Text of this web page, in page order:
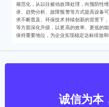
规范化，从以往被动故障处理，向预防性
录、趋势分析、故障预警等方式提高设备
求不断普及、环保技术持续创新的背景下
等方面深化升级，以更高的效率、更低的
保持重要地位，为企业实现稳定达标排放和
诚信为本